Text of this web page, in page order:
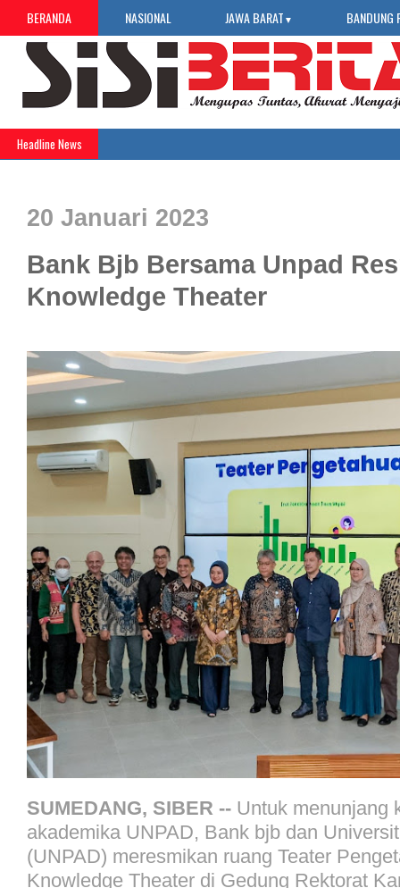
BERANDA NASIONAL JAWA BARAT ▼ BANDUNG
Headline News
20 Januari 2023
Bank Bjb Bersama Unpad
Knowledge Theater
SUMEDANG, SIBER -- Untuk menunjang
akademika UNPAD, Bank bjb dan
(UNPAD) meresmikan ruang Teater
Knowledge Theater di Gedung Rektorat